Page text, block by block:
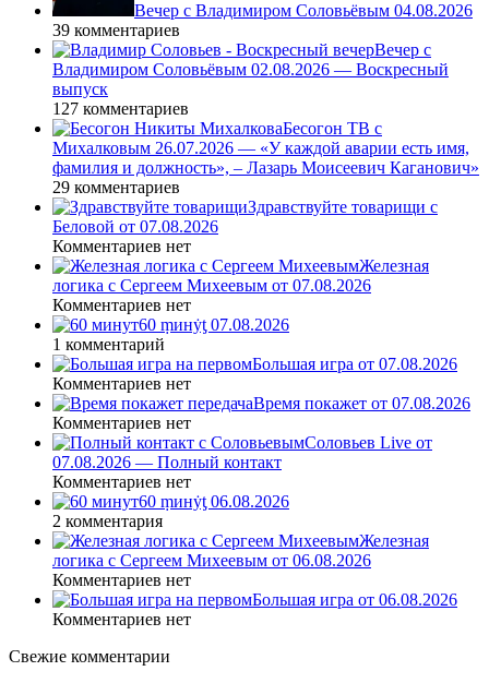
Вечер с Владимиром Соловьёвым 04.08.2026
39 комментариев
Вечер с
Владимиром Соловьёвым 02.08.2026 — Воскресный
выпуск
127 комментариев
Бесогон ТВ с
Михалковым 26.07.2026 — «У каждой аварии есть имя,
фамилия и должность», – Лазарь Моисеевич Каганович»
29 комментариев
Здравствуйте товарищи с
Беловой от 07.08.2026
Комментариев нет
Железная
логика с Сергеем Михеевым от 07.08.2026
Комментариев нет
60 ṃинẏƫ 07.08.2026
1 комментарий
Большая игра от 07.08.2026
Комментариев нет
Время покажет от 07.08.2026
Комментариев нет
Соловьев Live от
07.08.2026 — Полный контакт
Комментариев нет
60 ṃинẏƫ 06.08.2026
2 комментария
Железная
логика с Сергеем Михеевым от 06.08.2026
Комментариев нет
Большая игра от 06.08.2026
Комментариев нет
Свежие комментарии